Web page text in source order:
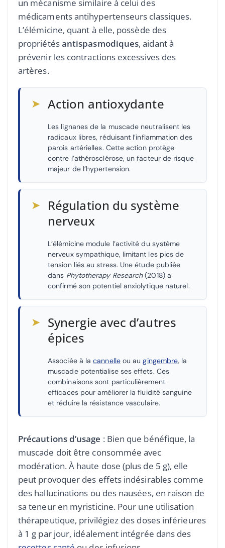
un mécanisme similaire à celui des
médicaments antihypertenseurs classiques.
L’élémicine, quant à elle, possède des
propriétésantispasmodiques, aidant à
prévenir les contractions excessives des
artères.
➤ Action antioxydante
Les lignanes de la muscade neutralisent les
radicaux libres, réduisant l’inflammation des
parois artérielles. Cette action protège
contre l’athérosclérose, un facteur de risque
majeur de l’hypertension.
➤ Régulation du système
nerveux
L’élémicine module l’activité du système
nerveux sympathique, limitant les pics de
tension liés au stress. Une étude publiée
dans Phytotherapy Research(2018) a
confirmé son potentiel anxiolytique naturel.
➤ Synergie avec d’autres
épices
Associée à lacannelleou augingembre, la
muscade potentialise ses effets. Ces
combinaisons sont particulièrement
efficaces pour améliorer la fluidité sanguine
et réduire la résistance vasculaire.
Précautions d’usage : Bien que bénéfique, la
muscade doit être consommée avec
modération. À haute dose (plus de 5 g), elle
peut provoquer des effets indésirables comme
des hallucinations ou des nausées, en raison de
sa teneur en myristicine. Pour une utilisation
thérapeutique, privilégiez des doses inférieures
à 1 g par jour, idéalement intégrée dans des